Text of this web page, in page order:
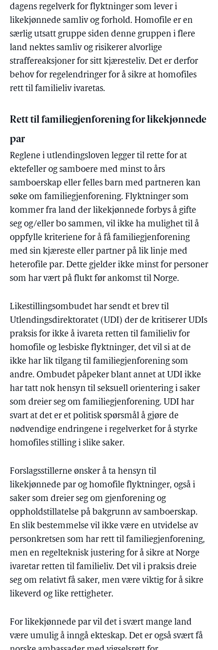
dagens regelverk for flyktninger som lever i
likekjønnede samliv og forhold. Homofile er en
særlig utsatt gruppe siden denne gruppen i flere
land nektes samliv og risikerer alvorlige
straffereaksjoner for sitt kjæresteliv. Det er derfor
behov for regelendringer for å sikre at homofiles
rett til familieliv ivaretas.
Rett til familiegjenforening for likekjønnede
par
Reglene i utlendingsloven legger til rette for at
ektefeller og samboere med minst to års
samboerskap eller felles barn med partneren kan
søke om familiegjenforening. Flyktninger som
kommer fra land der likekjønnede forbys å gifte
seg og/eller bo sammen, vil ikke ha mulighet til å
oppfylle kriteriene for å få familiegjenforening
med sin kjæreste eller partner på lik linje med
heterofile par. Dette gjelder ikke minst for personer
som har vært på flukt før ankomst til Norge.
Likestillingsombudet har sendt et brev til
Utlendingsdirektoratet (UDI) der de kritiserer UDIs
praksis for ikke å ivareta retten til familieliv for
homofile og lesbiske flyktninger, det vil si at de
ikke har lik tilgang til familiegjenforening som
andre. Ombudet påpeker blant annet at UDI ikke
har tatt nok hensyn til seksuell orientering i saker
som dreier seg om familiegjenforening. UDI har
svart at det er et politisk spørsmål å gjøre de
nødvendige endringene i regelverket for å styrke
homofiles stilling i slike saker.
Forslagsstillerne ønsker å ta hensyn til
likekjønnede par og homofile flyktninger, også i
saker som dreier seg om gjenforening og
oppholdstillatelse på bakgrunn av samboerskap.
En slik bestemmelse vil ikke være en utvidelse av
personkretsen som har rett til familiegjenforening,
men en regelteknisk justering for å sikre at Norge
ivaretar retten til familieliv. Det vil i praksis dreie
seg om relativt få saker, men være viktig for å sikre
likeverd og like rettigheter.
For likekjønnede par vil det i svært mange land
være umulig å inngå ekteskap. Det er også svært få